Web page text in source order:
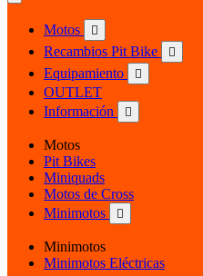
Motos 
Recambios Pit Bike 
Equipamiento 
OUTLET
Información

Motos
Pit Bikes
Miniquads
Motos de Cross
Minimotos

Minimotos
Minimotos Eléctricas